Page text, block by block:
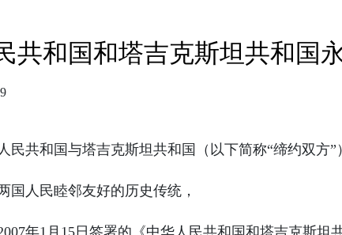
共和国和塔吉克斯坦共和国
民共和国与塔吉克斯坦共和国（以下简称“缔约双方”
国人民睦邻友好的历史传统，
年1月15日签署的《中华人民共和国和塔吉克斯坦